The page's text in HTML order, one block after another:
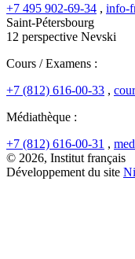
+7 495 902-69-34 , info-
Saint-Pétersbourg
12 perspective Nevski
Cours / Examens :
+7 (812) 616-00-33 ,
Médiathèque :
+7 (812) 616-00-31 ,
© 2026, Institut français
Développement du site